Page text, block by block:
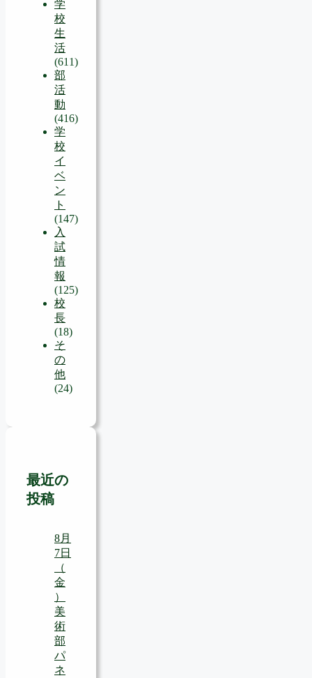
学
校
生
活
(611)
部
活
動
(416)
学
校
イ
ベ
ン
ト
(147)
入
試
情
報
(125)
校
長
(18)
そ
の
他
(24)
最近の
投稿
8月
7日
（
金
）
美
術
部
パ
ネ